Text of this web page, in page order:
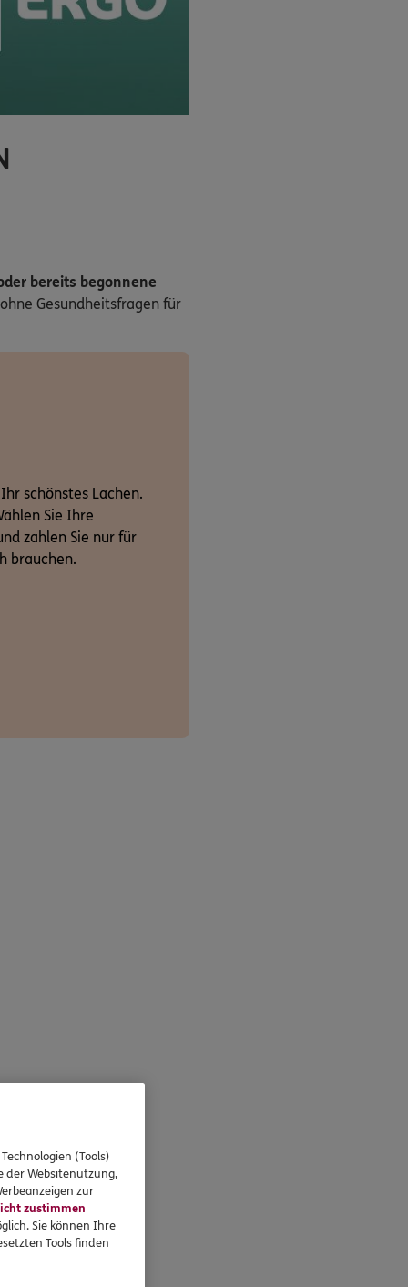
bereits begonnene
Gesundheitsfragen für
schönstes Lachen.
Sie Ihre
zahlen Sie nur für
brauchen.
(Tools)
der Websitenutzung,
zur
zustimmen
Sie können Ihre
Tools finden